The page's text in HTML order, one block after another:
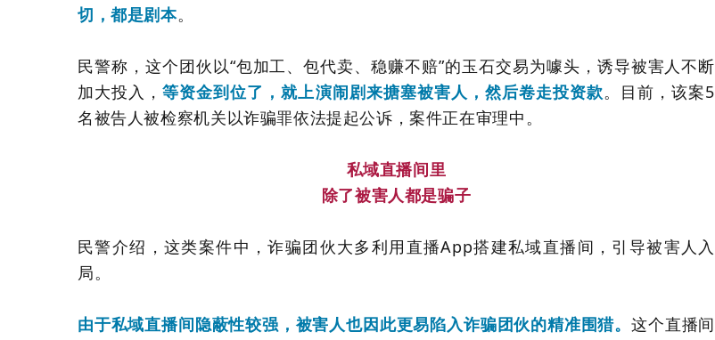
切，都是剧本。
民警称，这个团伙以“包加工、包代卖、稳赚不赔”的玉石交易为噱头，诱导被害人不断
加大投入，等资金到位了，就上演闹剧来搪塞被害人，然后卷走投资款。目前，该案5
名被告人被检察机关以诈骗罪依法提起公诉，案件正在审理中。
私域直播间里
除了被害人都是骗子
民警介绍，这类案件中，诈骗团伙大多利用直播App搭建私域直播间，引导被害人入
局。
由于私域直播间隐蔽性较强，被害人也因此更易陷入诈骗团伙的精准围猎。这个直播间